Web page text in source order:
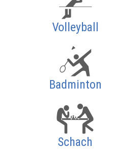
Volleyball
Badminton
Schach